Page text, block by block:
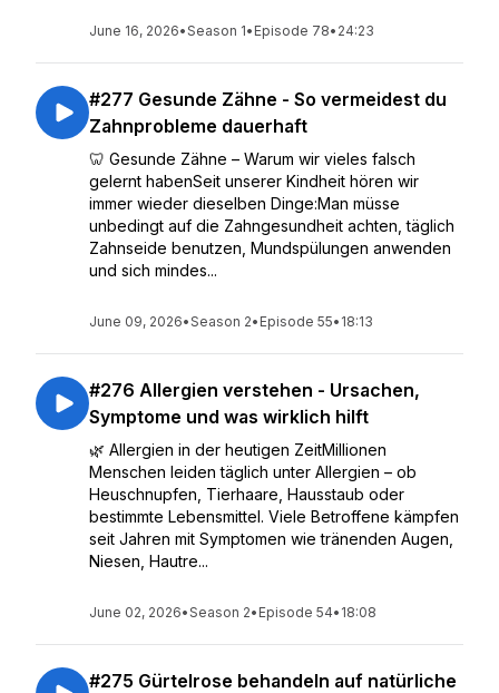
June 16, 2026•Season 1• Episode 78• 24:23
#277 Gesunde Zähne - So vermeidest du
Zahnprobleme dauerhaft
🦷 Gesunde Zähne – Warum wir vieles falsch
gelernt habenSeit unserer Kindheit hören wir
immer wieder dieselben Dinge:Man müsse
unbedingt auf die Zahngesundheit achten, täglich
Zahnseide benutzen, Mundspülungen anwenden
und sich mindes...
June 09, 2026•Season 2• Episode 55• 18:13
#276 Allergien verstehen - Ursachen,
Symptome und was wirklich hilft
🌿 Allergien in der heutigen ZeitMillionen
Menschen leiden täglich unter Allergien – ob
Heuschnupfen, Tierhaare, Hausstaub oder
bestimmte Lebensmittel. Viele Betroffene kämpfen
seit Jahren mit Symptomen wie tränenden Augen,
Niesen, Hautre...
June 02, 2026•Season 2• Episode 54• 18:08
#275 Gürtelrose behandeln auf natürliche